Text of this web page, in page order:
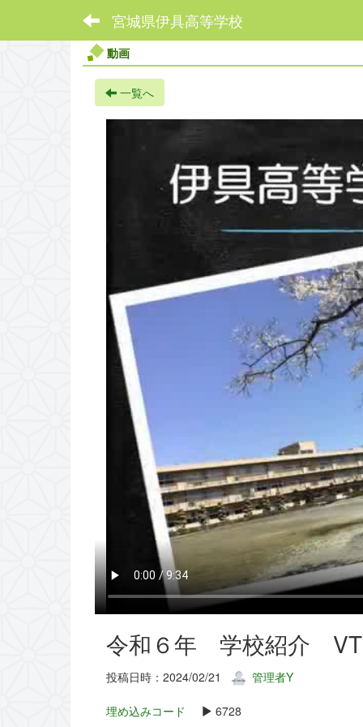
宮城県伊具高等学校
動画
一覧へ
令和６年 学校紹介
投稿日時：2024/02/21 管理者Y
埋め込みコード 6728